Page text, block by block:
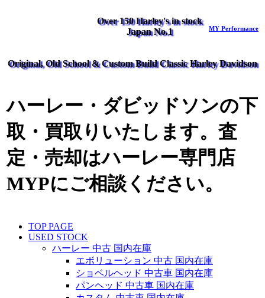
Over 150 Harley's in stock
Japan No.1
MY Performance
Original, Old School & Custom Build Classic Harley Davidson
ハーレー・ダビッドソンの下
取・買取りいたします。査
定・売却はハーレー専門店
MYPにご相談ください。
TOP PAGE
USED STOCK
ハーレー 中古 国内在庫
エボリューション 中古 国内在庫
ショベルヘッド 中古車 国内在庫
パンヘッド 中古車 国内在庫